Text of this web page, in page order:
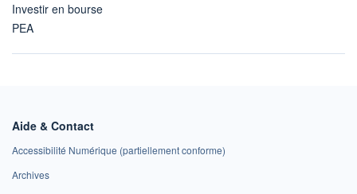
Investir en bourse
PEA
Aide & Contact
Accessibilité Numérique (partiellement conforme)
Archives